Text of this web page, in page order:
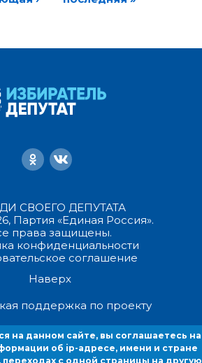
СВОЕГО ДЕПУТАТА
Партия «Единая Россия».
права защищены.
конфиденциальности
соглашение
Наверх
поддержка по проекту
на данном сайте, вы соглашаетесь на
об ip-адресе, имени и стране домена
с одной страницы на другую и cookies.
на данном сайте, вы соглашаетесь на
об ip-адресе, имени и стране
с одной страницы на другую